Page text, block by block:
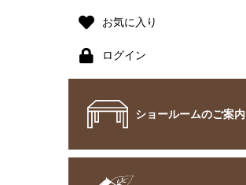
お気に入り
ログイン
ショールームのご案内